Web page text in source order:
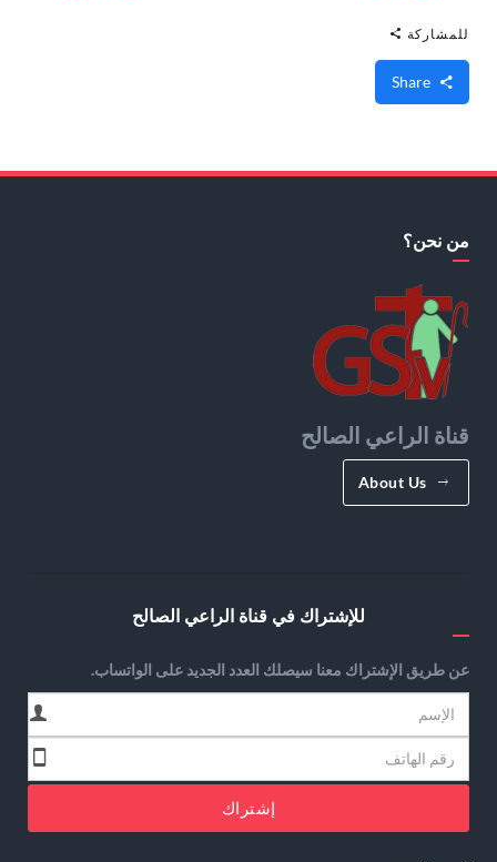
للمشاركة
من نحن؟
قناة الراعي الصالح
About Us
للإشتراك في قناة الراعي الصالح
عن طريق الإشتراك معنا سيصلك العدد الجديد على الواتساب.
إشتراك